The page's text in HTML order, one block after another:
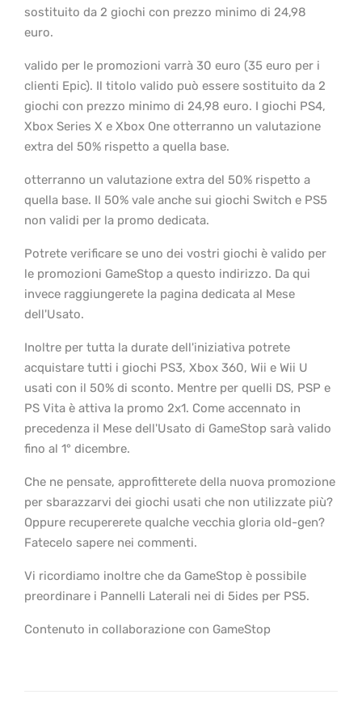
sostituito da 2 giochi con prezzo minimo di 24,98
euro.
valido per le promozioni varrà 30 euro (35 euro per i
clienti Epic). Il titolo valido può essere sostituito da 2
giochi con prezzo minimo di 24,98 euro. I giochi PS4,
Xbox Series X e Xbox One otterranno un valutazione
extra del 50% rispetto a quella base.
otterranno un valutazione extra del 50% rispetto a
quella base. Il 50% vale anche sui giochi Switch e PS5
non validi per la promo dedicata.
Potrete verificare se uno dei vostri giochi è valido per
le promozioni GameStop a questo indirizzo. Da qui
invece raggiungerete la pagina dedicata al Mese
dell'Usato.
Inoltre per tutta la durate dell'iniziativa potrete
acquistare tutti i giochi PS3, Xbox 360, Wii e Wii U
usati con il 50% di sconto. Mentre per quelli DS, PSP e
PS Vita è attiva la promo 2x1. Come accennato in
precedenza il Mese dell'Usato di GameStop sarà valido
fino al 1° dicembre.
Che ne pensate, approfitterete della nuova promozione
per sbarazzarvi dei giochi usati che non utilizzate più?
Oppure recupererete qualche vecchia gloria old-gen?
Fatecelo sapere nei commenti.
Vi ricordiamo inoltre che da GameStop è possibile
preordinare i Pannelli Laterali nei di 5ides per PS5.
Contenuto in collaborazione con GameStop